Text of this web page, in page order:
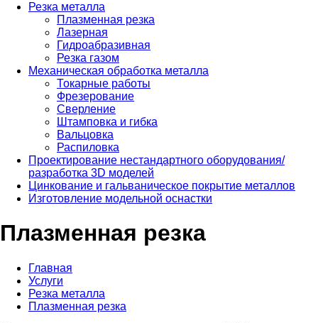
Резка металла
Плазменная резка
Лазерная
Гидроабразивная
Резка газом
Механическая обработка металла
Токарные работы
Фрезерование
Сверление
Штамповка и гибка
Вальцовка
Распиловка
Проектирование нестандартного оборудования/
разработка 3D моделей
Цинкование и гальваническое покрытие металлов
Изготовление модельной оснастки
Плазменная резка
Главная
Услуги
Резка металла
Плазменная резка